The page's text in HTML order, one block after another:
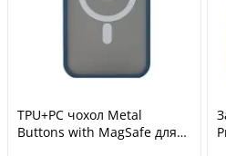
TPU+PC чохол Metal
Buttons with MagSafe для